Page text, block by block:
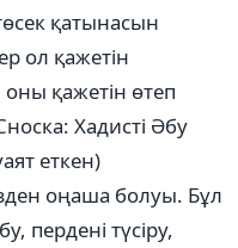
қатынасын
ол қажетін
қажетін өтеп
Хадисті Әбу
еткен)
оңаша болуы. Бұл
пердені түсіру,